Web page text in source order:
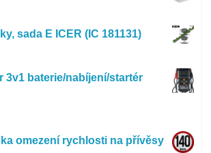
sada E ICER (IC 181131)
3v1 baterie/nabíjení/startér
omezení rychlosti na přívěsy